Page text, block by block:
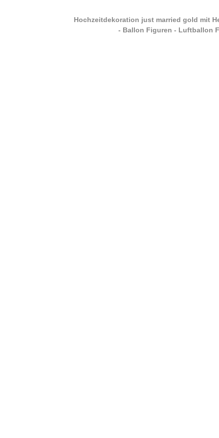
Hochzeitdekoration just married gold mit
- Ballon Figuren - Luftballon